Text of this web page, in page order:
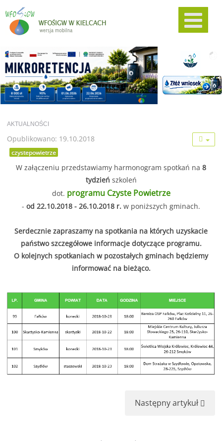
AKTUALNOŚCI
Opublikowano: 19.10.2018
czystepowietrze
W załączeniu przedstawiamy harmonogram spotkań na 8
tydzień szkoleń
dot. programu Czyste Powietrze
- od 22.10.2018 - 26.10.2018 r. w poniższych gminach.
Serdecznie zapraszamy na spotkania na których uzyskacie
państwo szczegółowe informacje dotyczące programu.
O kolejnych spotkaniach w pozostałych gminach będziemy
informować na bieżąco.
Następny artykuł